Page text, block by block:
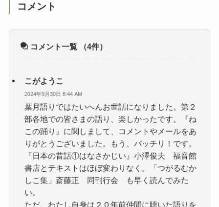
コメント
コメント一覧 （4件）
こがようこ
2024年9月30日 8:44 AM
葉月語りではたいへんお世話になりました。第２
部各地での皆さまの語り、楽しかったです。『ね
この踊り』に関しまして、コメントやメールをあ
りがとうございました。もう、バッチリ！です。
『日本の昔話①はなさかじい』小澤俊夫 福音館
書店とテキストはほぼ変わりなく。「つがるむか
しこ集」斎藤正 同刊行会 も早く読んでみた
い。
ただ、わたし自身は２０年前仲間に聴いた語りを